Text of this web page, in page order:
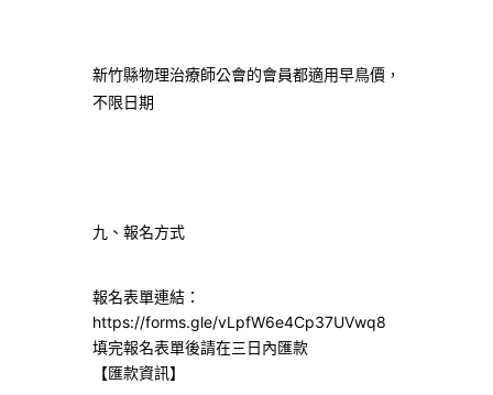
新竹縣物理治療師公會的會員都適用早鳥價，
不限日期
九、報名方式
報名表單連結：
https://forms.gle/vLpfW6e4Cp37UVwq8
填完報名表單後請在三日內匯款
【匯款資訊】